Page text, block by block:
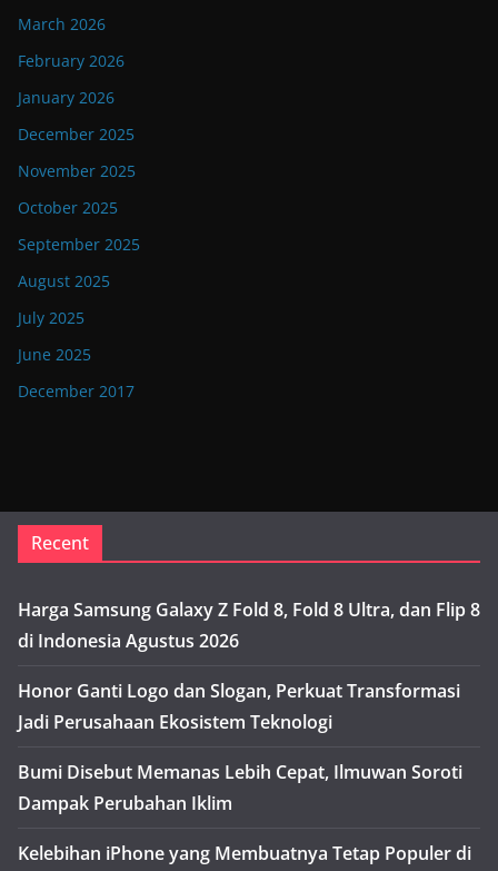
March 2026
February 2026
January 2026
December 2025
November 2025
October 2025
September 2025
August 2025
July 2025
June 2025
December 2017
Recent
Harga Samsung Galaxy Z Fold 8, Fold 8 Ultra, dan Flip 8
di Indonesia Agustus 2026
Honor Ganti Logo dan Slogan, Perkuat Transformasi
Jadi Perusahaan Ekosistem Teknologi
Bumi Disebut Memanas Lebih Cepat, Ilmuwan Soroti
Dampak Perubahan Iklim
Kelebihan iPhone yang Membuatnya Tetap Populer di